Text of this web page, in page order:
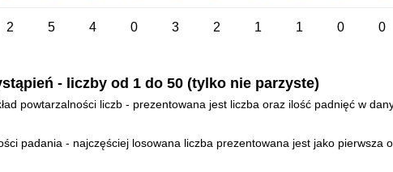
2 5 4 0 3 2 1 1 0 0
- liczby od 1 do 50 (tylko nie parzyste)
powtarzalności liczb - prezentowana jest liczba oraz ilość padnięć w
padania - najczęściej losowana liczba prezentowana jest jako pierwsza